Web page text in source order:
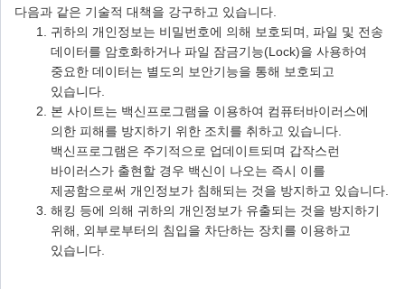
다음과 같은 기술적 대책을 강구하고 있습니다.
귀하의 개인정보는 비밀번호에 의해 보호되며, 파일 및 전송
데이터를 암호화하거나 파일 잠금기능(Lock)을 사용하여
중요한 데이터는 별도의 보안기능을 통해 보호되고
있습니다.
본 사이트는 백신프로그램을 이용하여 컴퓨터바이러스에
의한 피해를 방지하기 위한 조치를 취하고 있습니다.
백신프로그램은 주기적으로 업데이트되며 갑작스런
바이러스가 출현할 경우 백신이 나오는 즉시 이를
제공함으로써 개인정보가 침해되는 것을 방지하고 있습니다.
해킹 등에 의해 귀하의 개인정보가 유출되는 것을 방지하기
위해, 외부로부터의 침입을 차단하는 장치를 이용하고
있습니다.